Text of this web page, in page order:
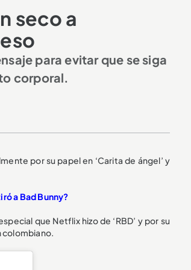
seco a
para evitar que se siga
corporal.
por su papel en ‘Carita de ángel’ y
a Bad Bunny?
que Netflix hizo de ‘RBD’ y por su
colombiano.